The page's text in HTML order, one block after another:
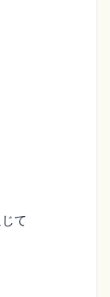
て